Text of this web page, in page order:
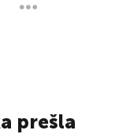
prešla